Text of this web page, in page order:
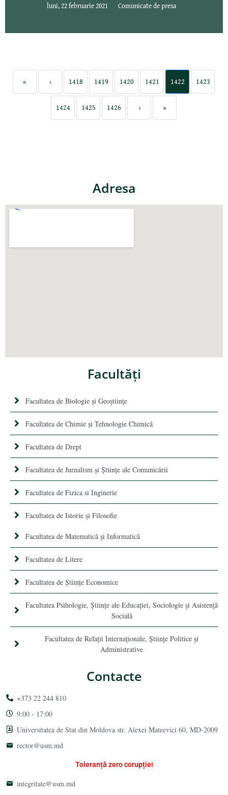
luni, 22 februarie 2021 Comunicate de presa
« ‹ 1418 1419 1420 1421 1422 1423
1424 1425 1426 › »
Adresa
Facultăţi
Facultatea de Biologie și Geoștiințe
Facultatea de Chimie şi Tehnologie Chimică
Facultatea de Drept
Facultatea de Jurnalism şi Ştiinţe ale Comunicării
Facultatea de Fizica si Inginerie
Facultatea de Istorie şi Filosofie
Facultatea de Matematică şi Informatică
Facultatea de Litere
Facultatea de Științe Economice
Facultatea Psihologie, Ştiinţe ale Educaţiei, Sociologie și Asistență
Socială
Facultatea de Relaţii Internaţionale, Ştiinţe Politice şi
Administrative
Contacte
+373 22 244 810
9:00 - 17:00
Universitatea de Stat din Moldova str. Alexei Mateevici 60, MD-2009
rector@usm.md
Toleranță zero corupției
integritate@usm.md